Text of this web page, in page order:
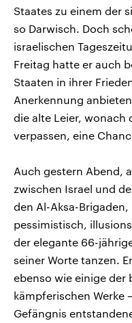
Staates zu einem der
so Darwisch. Doch
israelischen
Freitag hatte er auch
Staaten in ihrer
Anerkennung
die alte Leier, wonach
verpassen, eine
Auch gestern Abend,
zwischen Israel und
den Al-Aksa-
pessimistisch,
der elegante 66-
seiner Worte tanzen.
ebenso wie einige der
kämpferischen Werke
Gefängnis